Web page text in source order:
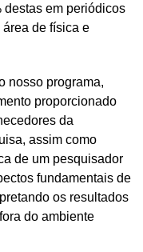
destas em periódicos
de física e
nosso programa,
proporcionado
da
assim como
de um pesquisador
fundamentais de
os resultados
do ambiente